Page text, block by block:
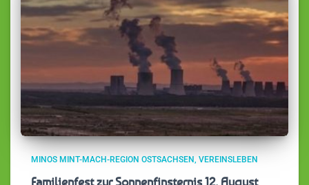
MINOS MINT-MACH-REGION OSTSACHSEN VEREINSLEBEN
Familienfest zur Sonnenfinsternis 12. August